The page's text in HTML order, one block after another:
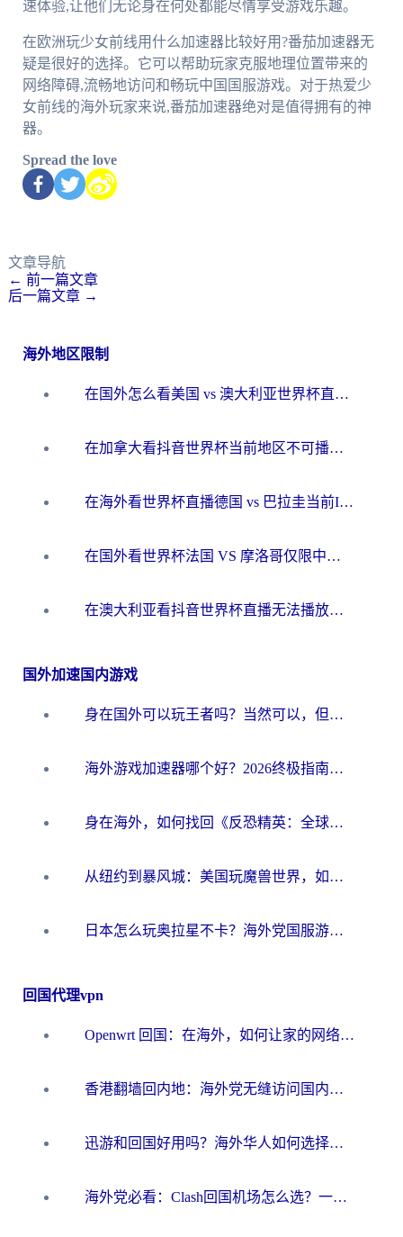
速体验,让他们无论身在何处都能尽情享受游戏乐趣。
在欧洲玩少女前线用什么加速器比较好用?番茄加速器无
疑是很好的选择。它可以帮助玩家克服地理位置带来的
网络障碍,流畅地访问和畅玩中国国服游戏。对于热爱少
女前线的海外玩家来说,番茄加速器绝对是值得拥有的神
器。
Spread the love
文章导航
← 前一篇文章
后一篇文章 →
海外地区限制
在国外怎么看美国 vs 澳大利亚世界杯直播？海外党必藏的中文解说观赛指南
在加拿大看抖音世界杯当前地区不可播放？海外党体育观赛终极指南
在海外看世界杯直播德国 vs 巴拉圭当前IP受限制？这篇指南帮你轻松解决地区限制
在国外看世界杯法国 VS 摩洛哥仅限中国大陆？别让地域限制拦下你的欢呼
在澳大利亚看抖音世界杯直播无法播放？海外党体育观赛终极指南来了！
国外加速国内游戏
身在国外可以玩王者吗？当然可以，但你需要这份“加速”指南
海外游戏加速器哪个好？2026终极指南帮你畅玩国服+解决卡顿难题
身在海外，如何找回《反恐精英：全球攻势》国服的丝滑手感？一份给你的终极指南
从纽约到暴风城：美国玩魔兽世界，如何找到你的最佳网络航线
日本怎么玩奥拉星不卡？海外党国服游戏加速器选择全攻略
回国代理vpn
Openwrt 回国：在海外，如何让家的网络触手可及
香港翻墙回内地：海外党无缝访问国内资源的加速器选择全攻略
迅游和回国好用吗？海外华人如何选择靠谱的回国加速器
海外党必看：Clash回国机场怎么选？一篇搞定无缝访问国内资源的全攻略